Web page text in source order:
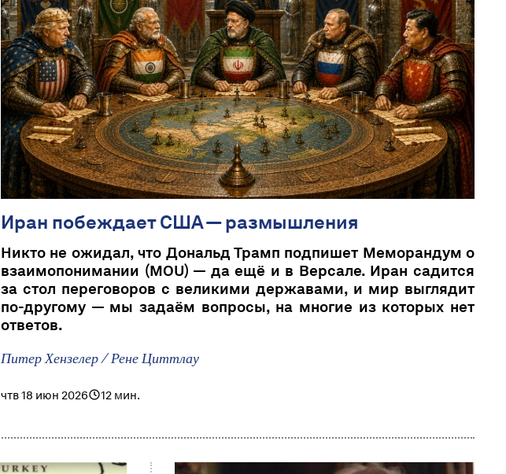
Иран побеждает США — размышления
Никто не ожидал, что Дональд Трамп подпишет Меморандум о
взаимопонимании (MOU) — да ещё и в Версале. Иран садится
за стол переговоров с великими державами, и мир выглядит
по-другому — мы задаём вопросы, на многие из которых нет
ответов.
Питер Хензелер / Рене Циттлау
чтв 18 июн 2026 12 мин.